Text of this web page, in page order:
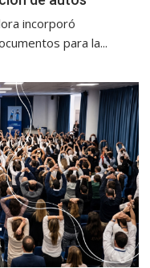
la
para
la
de
autos
incorporó
para la...